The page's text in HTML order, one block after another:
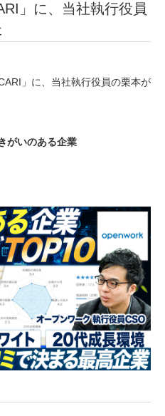
」に、当社執行役員
」に、当社執行役員の栗本が
がいのある企業